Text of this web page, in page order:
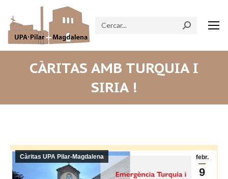
Search:
CÀRITAS AMB TURQUIA I
SIRIA !
febr.
9
Càritas UPA Pilar-Magdalena